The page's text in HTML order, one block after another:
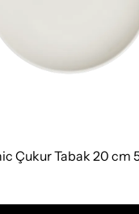
Çukur Tabak 20 cm